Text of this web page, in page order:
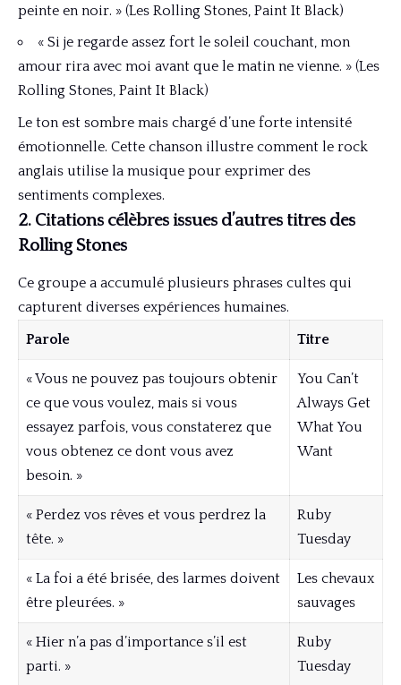
peinte en noir. » (Les Rolling Stones, Paint It Black)
« Si je regarde assez fort le soleil couchant, mon
amour rira avec moi avant que le matin ne vienne. » (Les
Rolling Stones, Paint It Black)
Le ton est sombre mais chargé d’une forte intensité
émotionnelle. Cette chanson illustre comment le rock
anglais utilise la musique pour exprimer des
sentiments complexes.
2. Citations célèbres issues d’autres titres des
Rolling Stones
Ce groupe a accumulé plusieurs phrases cultes qui
capturent diverses expériences humaines.
Parole
Titre
« Vous ne pouvez pas toujours obtenir
ce que vous voulez, mais si vous
essayez parfois, vous constaterez que
vous obtenez ce dont vous avez
besoin. »
You Can’t
Always Get
What You
Want
« Perdez vos rêves et vous perdrez la
tête. »
Ruby
Tuesday
« La foi a été brisée, des larmes doivent
être pleurées. »
Les chevaux
sauvages
« Hier n’a pas d’importance s’il est
parti. »
Ruby
Tuesday